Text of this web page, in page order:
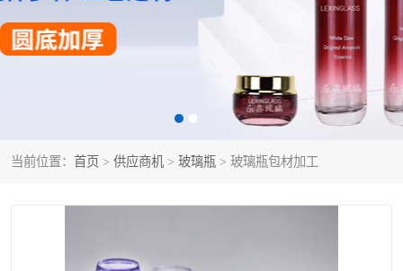
当前位置： 首页 > 供应商机 > 玻璃瓶 > 玻璃瓶包材加工